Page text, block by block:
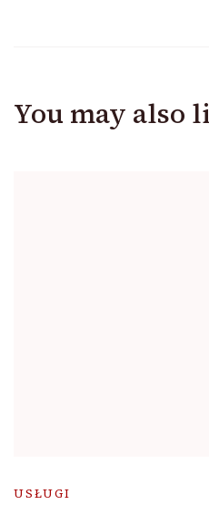
You may also
USŁUGI